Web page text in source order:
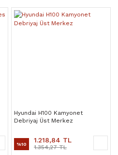
Hyundai H100 Kamyonet
Debriyaj Üst Merkez
%10 1.218,84 TL
1.354,27 TL